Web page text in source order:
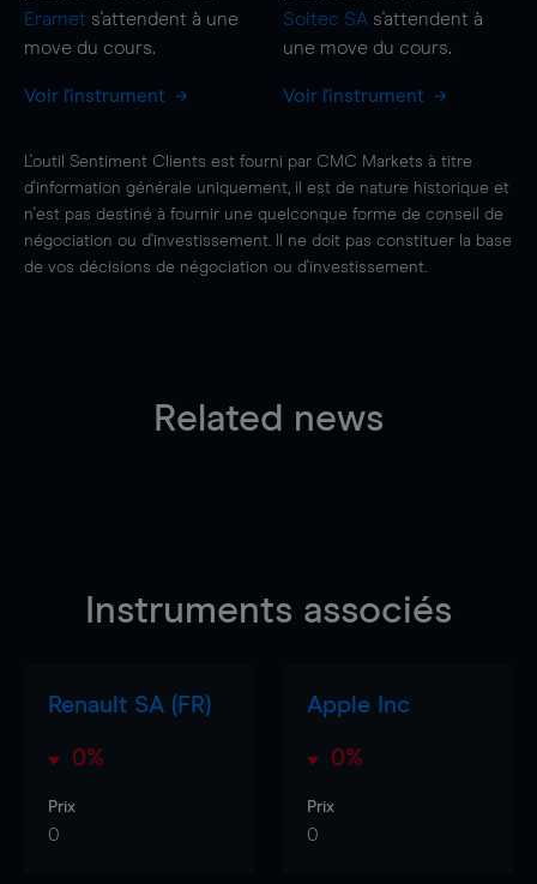
Eramet s'attendent à une
move du cours.
Voir l'instrument
Soitec SA s'attendent à
une move du cours.
Voir l'instrument
L'outil Sentiment Clients est fourni par CMC Markets à titre
d'information générale uniquement, il est de nature historique et
n'est pas destiné à fournir une quelconque forme de conseil de
négociation ou d'investissement. Il ne doit pas constituer la base
de vos décisions de négociation ou d'investissement.
Related news
Instruments associés
Renault SA (FR)
0%
Prix
0
Apple Inc
0%
Prix
0